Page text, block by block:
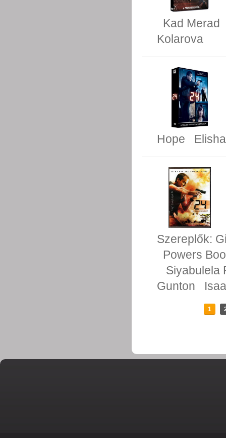
Kad Merad
Kolarova
Hope
Szereplők:
Powers
Siyabulela
Gunton
1